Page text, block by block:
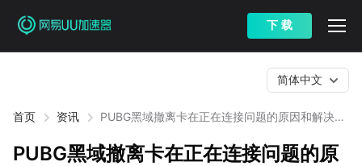
下 载
首页 资讯
PUBG黑域撤离卡在正在连接问题的原因和解决方
简体中文
PUBG黑域撤离卡在正在连接问题的原